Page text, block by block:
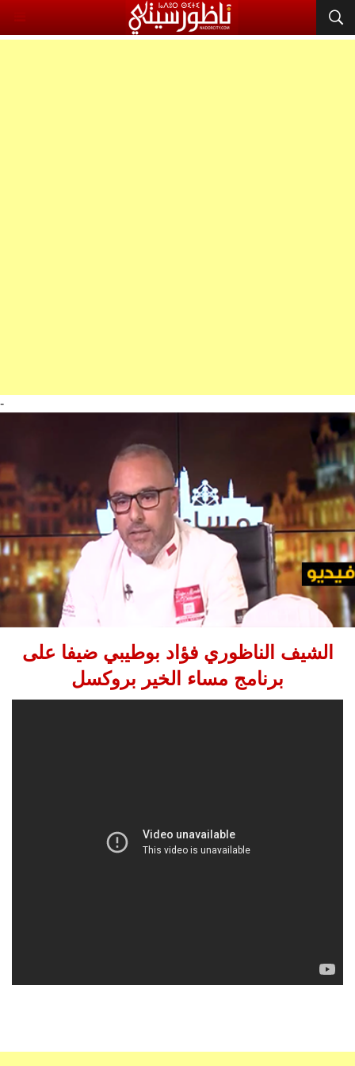
-
الشيف الناظوري فؤاد بوطيبي ضيفا على
برنامج مساء الخير بروكسل